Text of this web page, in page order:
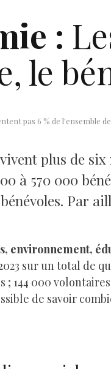
:
le
pas 6 % de l'ensemble
plus de
à 570 000
Par
environnement,
sur un total de
144 000 volontaires
de savoir